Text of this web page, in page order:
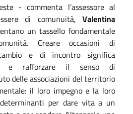
- commenta l’assessore al
di comunuità, Valentina
un tassello fondamentale
Creare occasioni di
e di incontro significa
e rafforzare il senso di
delle associazioni del territorio
il loro impegno e la loro
per dare vita a un